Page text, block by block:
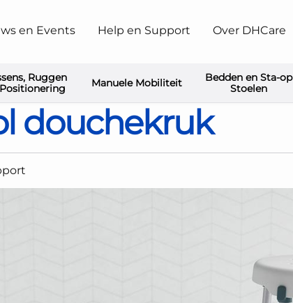
Ruggen
Manuele Mobiliteit
Bedden en Sta-op
Stoelen
en Events Help en Support Over DHCare
toiletstoelen op poten Aquatec Pure Sol douchekruk
douchekruk